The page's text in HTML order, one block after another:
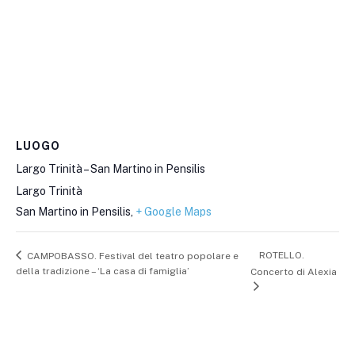
LUOGO
Largo Trinità – San Martino in Pensilis
Largo Trinità
San Martino in Pensilis + Google Maps
CAMPOBASSO. Festival del teatro popolare e
della tradizione – ‘La casa di famiglia’
ROTELLO.
Concerto di Alexia